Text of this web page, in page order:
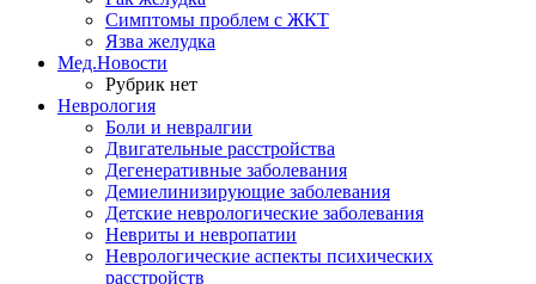
Симптомы проблем с ЖКТ
Язва желудка
Мед.Новости
Рубрик нет
Неврология
Боли и невралгии
Двигательные расстройства
Дегенеративные заболевания
Демиелинизирующие заболевания
Детские неврологические заболевания
Невриты и невропатии
Неврологические аспекты психических
расстройств